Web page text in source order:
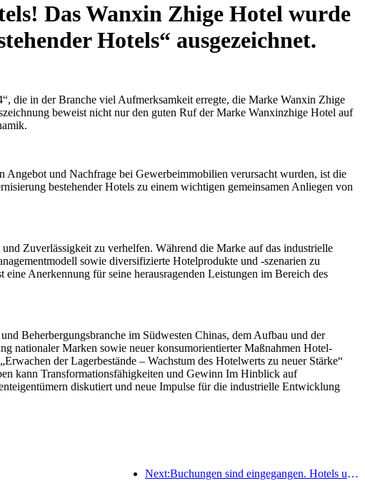
Das Wanxin Zhige Hotel wurde
Hotels“ ausgezeichnet.
die in der Branche viel Aufmerksamkeit erregte, die Marke Wanxin Zhige
beweist nicht nur den guten Ruf der Marke Wanxinzhige Hotel auf
Angebot und Nachfrage bei Gewerbeimmobilien verursacht wurden, ist die
bestehender Hotels zu einem wichtigen gemeinsamen Anliegen von
Zuverlässigkeit zu verhelfen. Während die Marke auf das industrielle
sowie diversifizierte Hotelprodukte und -szenarien zu
Anerkennung für seine herausragenden Leistungen im Bereich des
Beherbergungsbranche im Südwesten Chinas, dem Aufbau und der
nationaler Marken sowie neuer konsumorientierter Maßnahmen Hotel-
der Lagerbestände – Wachstum des Hotelwerts zu neuer Stärke“
kann Transformationsfähigkeiten und Gewinn Im Hinblick auf
diskutiert und neue Impulse für die industrielle Entwicklung
Next:Buchungen sind eingegangen. Hotels und B&B-Händler sind bei Buchungen gleichermaßen beliebt. Die durchschnittlichen Buchungsraten zum Nationalfeiertag liegen bei 24,97 % bzw. 24,49 %.